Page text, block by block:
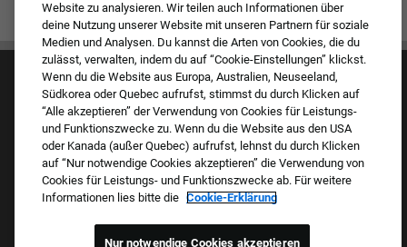
Kultur & Werte
Unsere Marken
Unternehmen
FAQ – Häufig gestellte Fragen
Website zu analysieren. Wir teilen auch Informationen über
deine Nutzung unserer Website mit unseren Partnern für soziale
Medien und Analysen. Du kannst die Arten von Cookies, die du
zulässt, verwalten, indem du auf “Cookie-Einstellungen” klickst.
Wenn du die Website aus Europa, Australien, Neuseeland,
Südkorea oder Quebec aufrufst, stimmst du durch Klicken auf
“Alle akzeptieren” der Verwendung von Cookies für Leistungs-
und Funktionszwecke zu. Wenn du die Website aus den USA
oder Kanada (außer Quebec) aufrufst, lehnst du durch Klicken
auf “Nur notwendige Cookies akzeptieren” die Verwendung von
Cookies für Leistungs- und Funktionszwecke ab. Für weitere
Informationen lies bitte die Cookie-Erklärung
Nur notwendige Cookies akzeptieren